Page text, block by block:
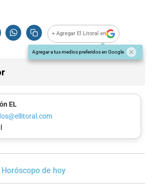
+ Agregar El Litoral en
Agregar a tus medios preferidos en Google
EL
Horóscopo de hoy